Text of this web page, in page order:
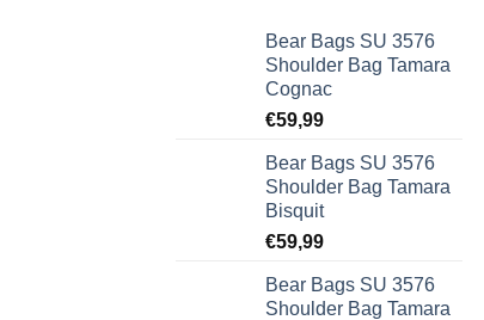
Bear Bags SU 3576
Shoulder Bag Tamara
Cognac
€59,99
Bear Bags SU 3576
Shoulder Bag Tamara
Bisquit
€59,99
Bear Bags SU 3576
Shoulder Bag Tamara